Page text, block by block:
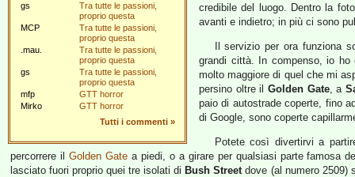
gs
Tra tutte le passioni,
proprio questa
MCP
Tra tutte le passioni,
proprio questa
.mau.
Tra tutte le passioni,
proprio questa
gs
Tra tutte le passioni,
proprio questa
mfp
GTT horror
Mirko
GTT horror
Tutti i commenti »
credibile del luogo. Dentro la
avanti e indietro; in più ci sono
Il servizio per ora funziona
grandi città. In compenso, io ho
molto maggiore di quel che mi
persino oltre ilGolden Gate, a
paio di autostrade coperte, fino
di Google, sono coperte
Potete così divertirvi a
percorrere il Golden Gatea piedi, o a girare per qualsiasi parte famosa
lasciato fuori proprio quei tre isolati di Bush Streetdove (al numero 2509)